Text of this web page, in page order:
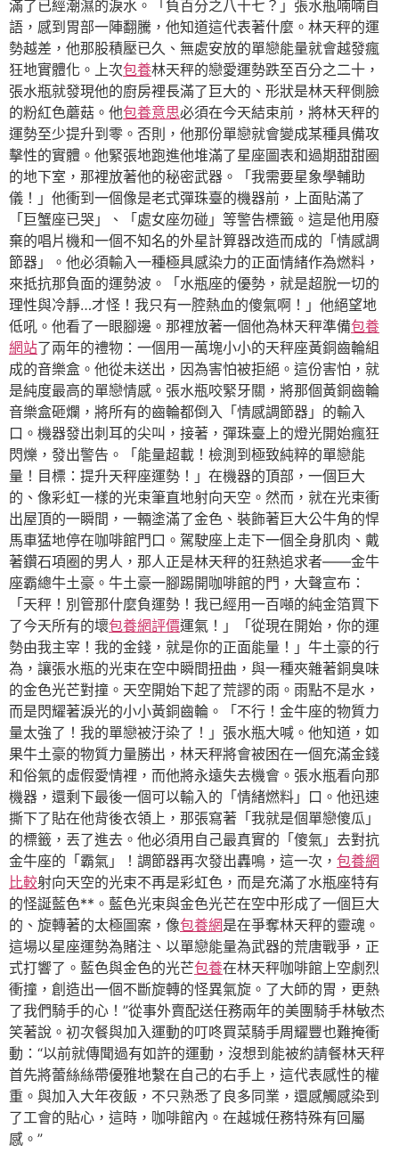
滿了已經潮濕的淚水。「負百分之八十七？」張水瓶喃喃自
語，感到胃部一陣翻騰，他知道這代表著什麼。林天秤的運
勢越差，他那股積壓已久、無處安放的單戀能量就會越發瘋
狂地實體化。上次包養林天秤的戀愛運勢跌至百分之二十，
張水瓶就發現他的廚房裡長滿了巨大的、形狀是林天秤側臉
的粉紅色蘑菇。他包養意思必須在今天結束前，將林天秤的
運勢至少提升到零。否則，他那份單戀就會變成某種具備攻
擊性的實體。他緊張地跑進他堆滿了星座圖表和過期甜甜圈
的地下室，那裡放著他的秘密武器。「我需要星象學輔助
儀！」他衝到一個像是老式彈珠臺的機器前，上面貼滿了
「巨蟹座已哭」、「處女座勿碰」等警告標籤。這是他用廢
棄的唱片機和一個不知名的外星計算器改造而成的「情感調
節器」。他必須輸入一種極具感染力的正面情緒作為燃料，
來抵抗那負面的運勢波。「水瓶座的優勢，就是超脫一切的
理性與冷靜…才怪！我只有一腔熱血的傻氣啊！」他絕望地
低吼。他看了一眼腳邊。那裡放著一個他為林天秤準備包養
網站了兩年的禮物：一個用一萬塊小小的天秤座黃銅齒輪組
成的音樂盒。他從未送出，因為害怕被拒絕。這份害怕，就
是純度最高的單戀情感。張水瓶咬緊牙關，將那個黃銅齒輪
音樂盒砸爛，將所有的齒輪都倒入「情感調節器」的輸入
口。機器發出刺耳的尖叫，接著，彈珠臺上的燈光開始瘋狂
閃爍，發出警告。「能量超載！檢測到極致純粹的單戀能
量！目標：提升天秤座運勢！」在機器的頂部，一個巨大
的、像彩虹一樣的光束筆直地射向天空。然而，就在光束衝
出屋頂的一瞬間，一輛塗滿了金色、裝飾著巨大公牛角的悍
馬車猛地停在咖啡館門口。駕駛座上走下一個全身肌肉、戴
著鑽石項圈的男人，那人正是林天秤的狂熱追求者——金牛
座霸總牛土豪。牛土豪一腳踢開咖啡館的門，大聲宣布：
「天秤！別管那什麼負運勢！我已經用一百噸的純金箔買下
了今天所有的壞包養網評價運氣！」「從現在開始，你的運
勢由我主宰！我的金錢，就是你的正面能量！」牛土豪的行
為，讓張水瓶的光束在空中瞬間扭曲，與一種夾雜著銅臭味
的金色光芒對撞。天空開始下起了荒謬的雨。雨點不是水，
而是閃耀著淚光的小小黃銅齒輪。「不行！金牛座的物質力
量太強了！我的單戀被汙染了！」張水瓶大喊。他知道，如
果牛土豪的物質力量勝出，林天秤將會被困在一個充滿金錢
和俗氣的虛假愛情裡，而他將永遠失去機會。張水瓶看向那
機器，還剩下最後一個可以輸入的「情緒燃料」口。他迅速
撕下了貼在他背後衣領上，那張寫著「我就是個單戀傻瓜」
的標籤，丟了進去。他必須用自己最真實的「傻氣」去對抗
金牛座的「霸氣」！調節器再次發出轟鳴，這一次， 包養網
比較射向天空的光束不再是彩虹色，而是充滿了水瓶座特有
的怪誕藍色**。藍色光束與金色光芒在空中形成了一個巨大
的、旋轉著的太極圖案，像包養網是在爭奪林天秤的靈魂。
這場以星座運勢為賭注、以單戀能量為武器的荒唐戰爭，正
式打響了。藍色與金色的光芒包養在林天秤咖啡館上空劇烈
衝撞，創造出一個不斷旋轉的怪異氣旋。了大師的胃，更熱
了我們騎手的心！”從事外賣配送任務兩年的美團騎手林敏杰
笑著說。初次餐與加入運動的叮咚買菜騎手周耀豐也難掩衝
動：“以前就傳聞過有如許的運動，沒想到能被約請餐林天秤
首先將蕾絲絲帶優雅地繫在自己的右手上，這代表感性的權
重。與加入大年夜飯，不只熟悉了良多同業，還感觸感染到
了工會的貼心，這時，咖啡館內。在越城任務特殊有回屬
感。”